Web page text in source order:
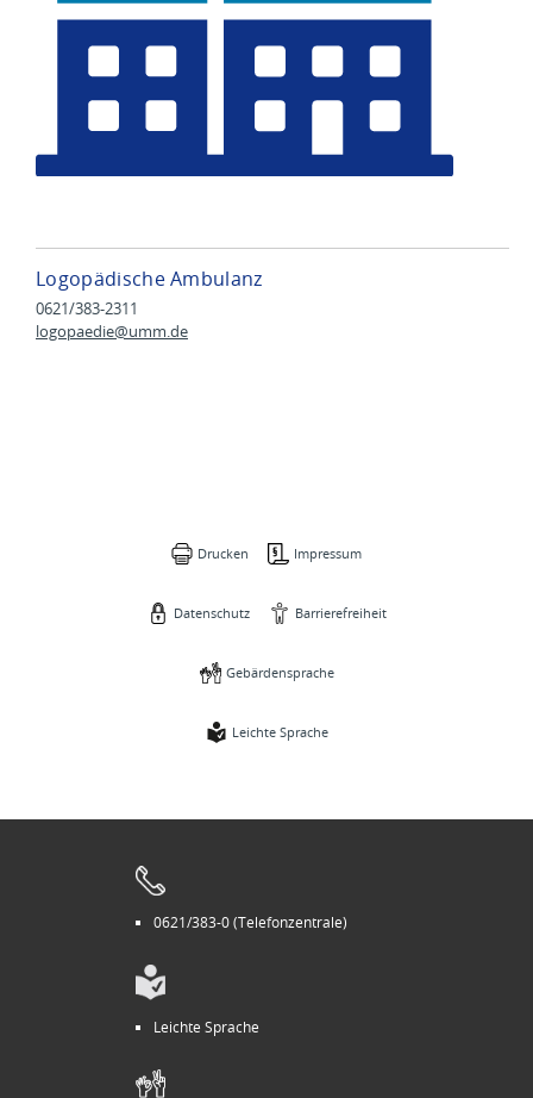
Logopädische Ambulanz
0621/383-2311
logopaedie@umm.de
Drucken Impressum
Datenschutz Barrierefreiheit
Gebärdensprache
Leichte Sprache
0621/383-0 (Telefonzentrale)
Leichte Sprache